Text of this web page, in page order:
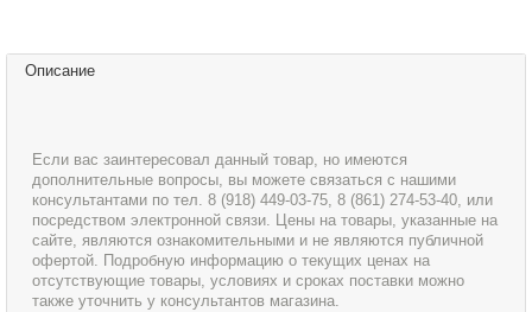
Описание
Если вас заинтересовал данный товар, но имеются
дополнительные вопросы, вы можете связаться с нашими
консультантами по тел. 8 (918) 449-03-75, 8 (861) 274-53-40, или
посредством электронной связи. Цены на товары, указанные на
сайте, являются ознакомительными и не являются публичной
офертой. Подробную информацию о текущих ценах на
отсутствующие товары, условиях и сроках поставки можно
также уточнить у консультантов магазина.